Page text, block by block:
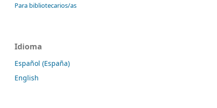
Para bibliotecarios/as
Idioma
Español (España)
English